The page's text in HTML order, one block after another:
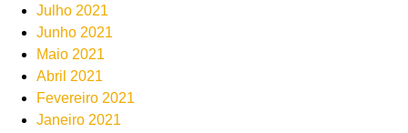
Julho 2021
Junho 2021
Maio 2021
Abril 2021
Fevereiro 2021
Janeiro 2021